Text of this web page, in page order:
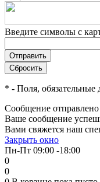
Введите символы с
* - Поля, обязательные
Сообщение отправлено
Ваше сообщение
Вами свяжется наш
Закрыть окно
Пн-Пт 09:00 -18:00
0
0